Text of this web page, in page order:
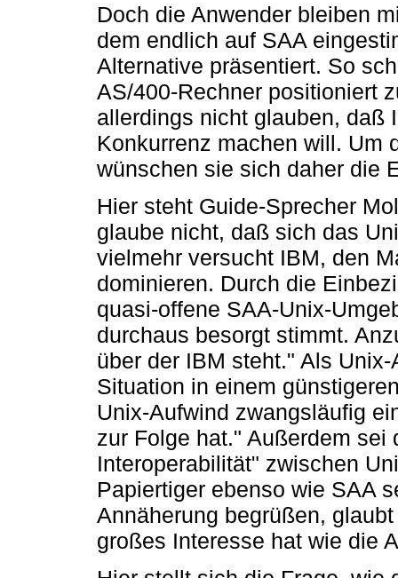
Doch die Anwender bleiben
dem endlich auf SAA
Alternative präsentiert. So
AS/400-Rechner positioniert
allerdings nicht glauben, daß
Konkurrenz machen will. Um
wünschen sie sich daher die
Hier steht Guide-Sprecher
glaube nicht, daß sich das
vielmehr versucht IBM, den
dominieren. Durch die
quasi-offene SAA-Unix-
durchaus besorgt stimmt.
über der IBM steht." Als
Situation in einem
Unix-Aufwind zwangsläufig
zur Folge hat." Außerdem sei
Interoperabilität" zwischen
Papiertiger ebenso wie SAA
Annäherung begrüßen,
großes Interesse hat wie die